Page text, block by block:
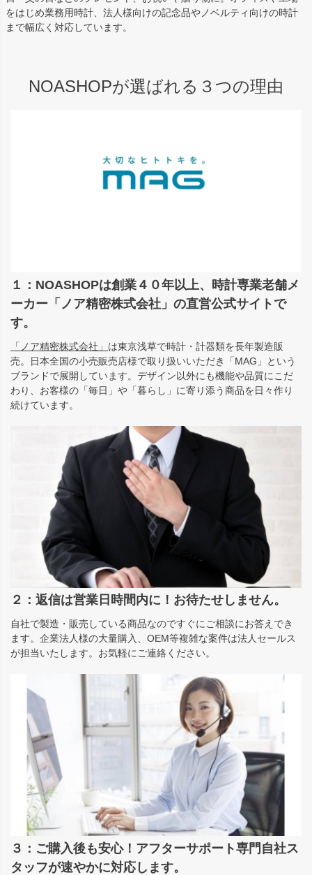
をはじめ業務用時計、法人様向けの記念品やノベルティ向けの時計
まで幅広く対応しています。
NOASHOPが選ばれる３つの理由
１：NOASHOPは創業４０年以上、時計専業老舗メ
ーカー「ノア精密株式会社」の直営公式サイトで
す。
「ノア精密株式会社」 は東京浅草で時計・計器類を長年製造販
売。日本全国の小売販売店様で取り扱いいただき「MAG」という
ブランドで展開しています。デザイン以外にも機能や品質にこだ
わり、お客様の「毎日」や「暮らし」に寄り添う商品を日々作り
続けています。
２：返信は営業日時間内に！お待たせしません。
自社で製造・販売している商品なのですぐにご相談にお答えでき
ます。企業法人様の大量購入、OEM等複雑な案件は法人セールス
が担当いたします。お気軽にご連絡ください。
３：ご購入後も安心！アフターサポート専門自社ス
タッフが速やかに対応します。